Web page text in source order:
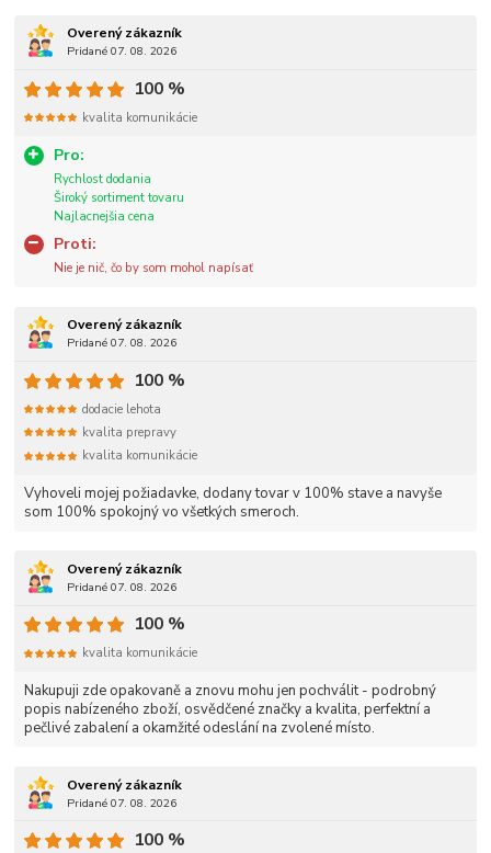
Overený zákazník
Pridané 07. 08. 2026
Pro:
Rychlost dodania
Široký sortiment tovaru
Najlacnejšia cena
Proti:
Nie je nič, čo by som mohol napísať
100 %
kvalita komunikácie
Overený zákazník
Pridané 07. 08. 2026
Vyhoveli mojej požiadavke, dodany tovar v 100% stave a navyše
som 100% spokojný vo všetkých smeroch.
100 %
dodacie lehota
kvalita prepravy
kvalita komunikácie
Overený zákazník
Pridané 07. 08. 2026
Nakupuji zde opakovaně a znovu mohu jen pochválit - podrobný
popis nabízeného zboží, osvědčené značky a kvalita, perfektní a
pečlivé zabalení a okamžité odeslání na zvolené místo.
100 %
kvalita komunikácie
Overený zákazník
Pridané 07. 08. 2026
100 %